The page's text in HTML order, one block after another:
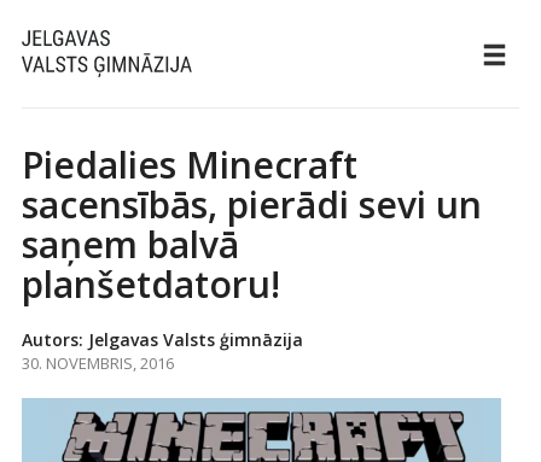
Piedalies Minecraft
sacensībās, pierādi sevi un
saņem balvā
planšetdatoru!
Autors: Jelgavas Valsts ģimnāzija
30. NOVEMBRIS, 2016